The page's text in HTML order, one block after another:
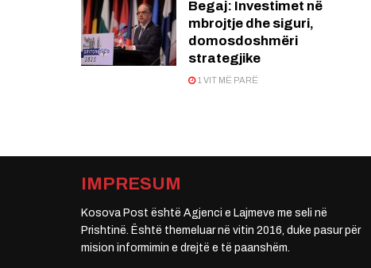
Begaj: Investimet në
mbrojtje dhe siguri,
domosdoshmëri
strategjike
1 VIT MË PARË
IMPRESUM
Kosova Post është Agjenci e Lajmeve me seli në
Prishtinë. Është themeluar në vitin 2016, duke pasur për
mision informimin e drejtë e të paanshëm.